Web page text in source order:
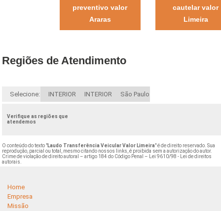
preventivo valor
Araras
cautelar valor
Limeira
Regiões de Atendimento
Selecione: INTERIOR INTERIOR São Paulo
Verifique as regiões que
atendemos
O conteúdo do texto "Laudo Transferência Veicular Valor Limeira" é de direito reservado. Sua
reprodução, parcial ou total, mesmo citando nossos links, é proibida sem a autorização do autor.
Crime de violação de direito autoral – artigo 184 do Código Penal –
Lei 9610/98 - Lei de direitos
autorais
Home
Empresa
Missão